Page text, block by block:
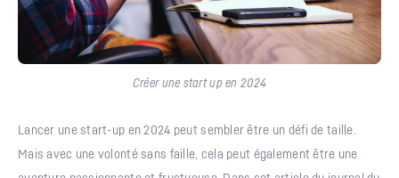
Créer une start up en 2024
Lancer une start-up en 2024 peut sembler être un défi de taille.
Mais avec une volonté sans faille, cela peut également être une